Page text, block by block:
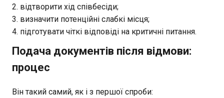
відтворити хід співбесіди;
визначити потенційні слабкі місця;
підготувати чіткі відповіді на критичні питання.
Подача документів після відмови:
процес
Він такий самий, як і з першої спроби: